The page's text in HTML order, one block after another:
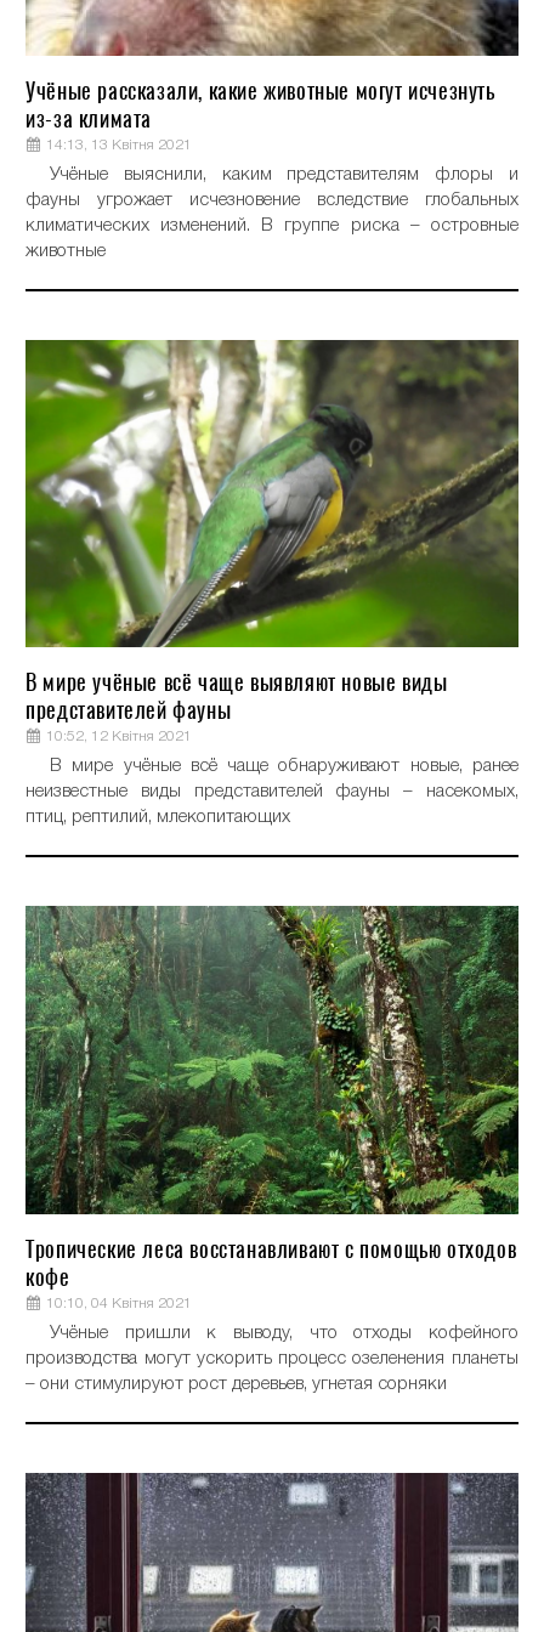
Учёные рассказали, какие животные могут исчезнуть
из-за климата
14:13, 13 Квітня 2021
Учёные выяснили, каким представителям флоры и
фауны угрожает исчезновение вследствие глобальных
климатических изменений. В группе риска – островные
животные
В мире учёные всё чаще выявляют новые виды
представителей фауны
10:52, 12 Квітня 2021
В мире учёные всё чаще обнаруживают новые, ранее
неизвестные виды представителей фауны – насекомых,
птиц, рептилий, млекопитающих
Тропические леса восстанавливают с помощью отходов
кофе
10:10, 04 Квітня 2021
Учёные пришли к выводу, что отходы кофейного
производства могут ускорить процесс озеленения планеты
– они стимулируют рост деревьев, угнетая сорняки